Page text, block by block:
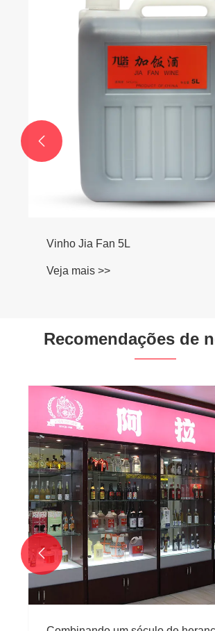
GARRAFA XO 500ML Vinho
Veja mais >>

Recomendações de
O que torna o vinho de ameixa
uma escolha favorita para
e experiências gastronômicas
Veja mais >>
